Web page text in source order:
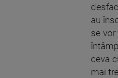
au
se
ceva
mai